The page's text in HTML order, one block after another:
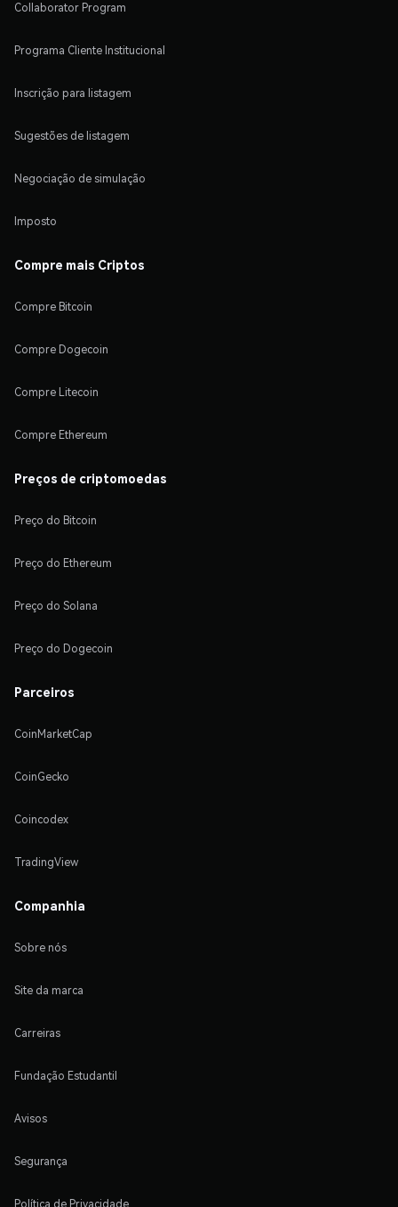
Collaborator Program
Programa Cliente Institucional
Inscrição para listagem
Sugestões de listagem
Negociação de simulação
Imposto
Compre mais Criptos
Compre Bitcoin
Compre Dogecoin
Compre Litecoin
Compre Ethereum
Preços de criptomoedas
Preço do Bitcoin
Preço do Ethereum
Preço do Solana
Preço do Dogecoin
Parceiros
CoinMarketCap
CoinGecko
Coincodex
TradingView
Companhia
Sobre nós
Site da marca
Carreiras
Fundação Estudantil
Avisos
Segurança
Política de Privacidade